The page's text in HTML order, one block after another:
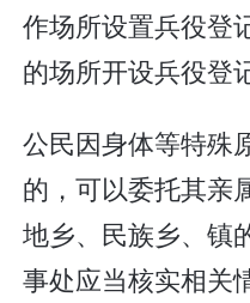
作场所设置兵役登
的场所开设兵役登
公民因身体等特殊
的，可以委托其亲
地乡、民族乡、镇
事处应当核实相关